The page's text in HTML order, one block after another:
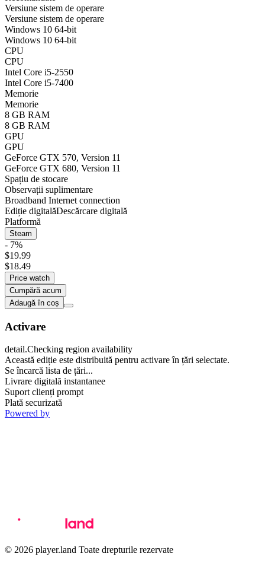
Versiune sistem de operare
Versiune sistem de operare
Windows 10 64-bit
Windows 10 64-bit
CPU
CPU
Intel Core i5-2550
Intel Core i5-7400
Memorie
Memorie
8 GB RAM
8 GB RAM
GPU
GPU
GeForce GTX 570, Version 11
GeForce GTX 680, Version 11
Spațiu de stocare
Observații suplimentare
Broadband Internet connection
Ediție digitalăDescărcare digitală
Platformă
Steam
- 7%
$19.99
$18.49
Price watch
Cumpără acum
Adaugă în coș
Activare
detail.Checking region availability
Această ediție este distribuită pentru activare în țări selectate.
Se încarcă lista de țări...
Livrare digitală instantanee
Suport clienți prompt
Plată securizată
Powered by
© 2026 player.land Toate drepturile rezervate